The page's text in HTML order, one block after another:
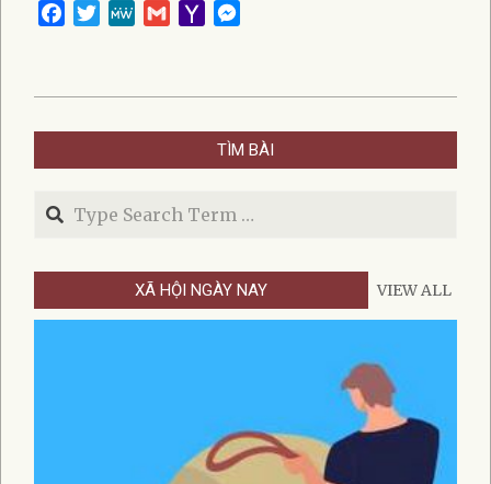
Facebook
TwitterMeWeGmailYahoo
05
TÌM BÀI
Search
XÃ HỘI NGÀY NAY VIEW ALL